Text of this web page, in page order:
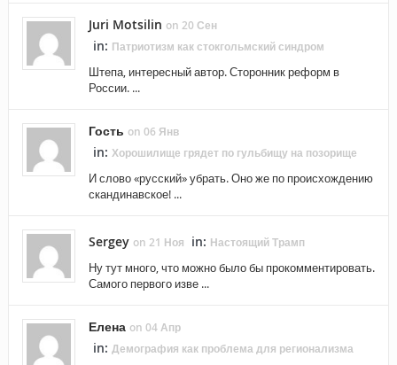
Juri Motsilin on 20 Сен
in: Патриотизм как стокгольмский синдром
Штепа, интересный автор. Сторонник реформ в
России. ...
Гость on 06 Янв
in: Хорошилище грядет по гульбищу на позорище
И слово «русский» убрать. Оно же по происхождению
скандинавское! ...
Sergey on 21 Ноя in: Настоящий Трамп
Ну тут много, что можно было бы прокомментировать.
Самого первого изве ...
Елена on 04 Апр
in: Демография как проблема для регионализма